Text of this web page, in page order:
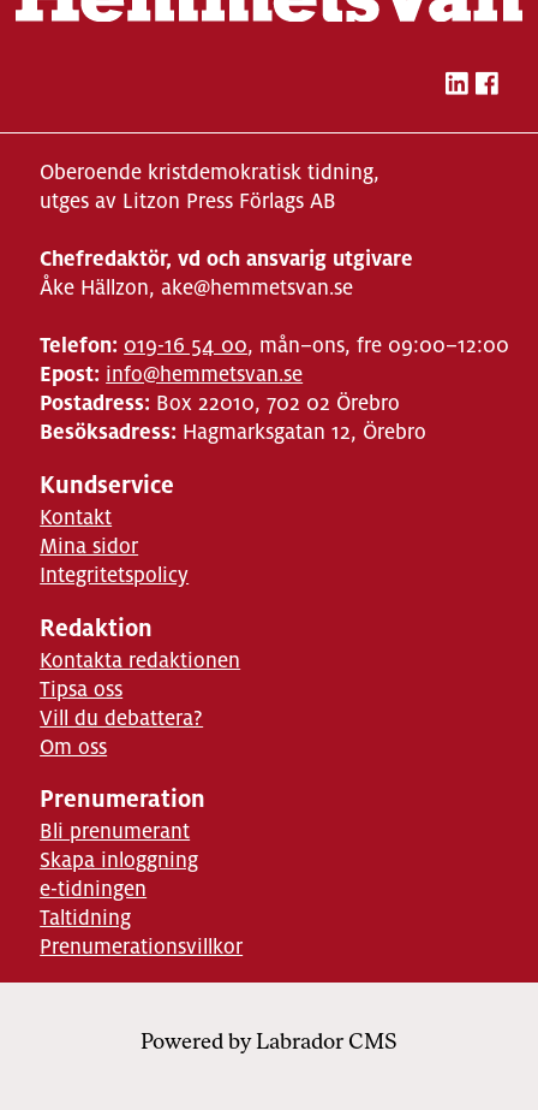
Oberoende kristdemokratisk tidning,
utges av Litzon Press Förlags AB
Chefredaktör, vd och ansvarig utgivare
Åke Hällzon, ake@hemmetsvan.se
Telefon: 019-16 54 00, mån–ons, fre 09:00–12:00
Epost: info@hemmetsvan.se
Postadress: Box 22010, 702 02 Örebro
Besöksadress: Hagmarksgatan 12, Örebro
Kundservice
Kontakt
Mina sidor
Integritetspolicy
Redaktion
Kontakta redaktionen
Tipsa oss
Vill du debattera?
Om oss
Prenumeration
Bli prenumerant
Skapa inloggning
e-tidningen
Taltidning
Prenumerationsvillkor
Powered by Labrador CMS